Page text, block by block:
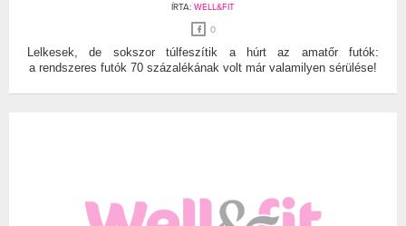
ÍRTA: WELL&FIT
0
Lelkesek, de sokszor túlfeszítik a húrt az amatőr futók:
a rendszeres futók 70 százalékának volt már valamilyen sérülése!